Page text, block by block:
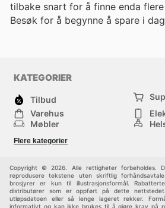
tilbake snart for å finne enda flere
Besøk for å begynne å spare i
KATEGORIER
Tilbud
Varehus
Møbler
Sport
Flere kategorier
Copyright © 2026. Alle rettigheter forbeholdes.
reprodusere tekstene uten skriftlig
brosjyrer er kun til illustrasjonsformål.
distributører som er oppført på dette
utløpsdatoen eller så lenge lageret rekker.
informativt og kan ikke brukes til å gjøre krav på